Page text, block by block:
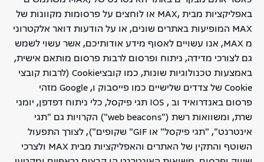
באפליקציות מבית ,MAX או לוחצים על פרסומות מקוונות של
MAX המופיעות באתרים שונים, או על הודעות דואר אלקטרוני
מ MAX, אנו עשויים לאסוף מידע אודותיכם, אשר עשוי לשמש
גם לצורכי מדידה, ניתוח ופרסום לרבות פרסום מותאם אישית,
באמצעות טכנולוגיות שונות, כמו קובציCookie (לרבות קובצי
Cookie של צדדים שלישיים כמו פייסבוק ו, Google מזהי
פרסום באנדרואיד וב , IOS תגי פיקסל, כלי ניתוח דפדפן, יומני
שרת, ומשוואות רשת ("web beacons") הקרויות גם "תגי
אינטרנט", "תגי פיקסל" או GIF" שקופים"), לצורך התפעול
השוטף והתקין של האתרים והאפליקציות מבית MAX ולצרכי